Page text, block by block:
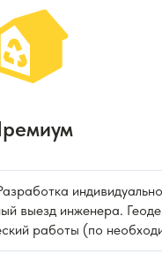
выезд инженера.
работы (по